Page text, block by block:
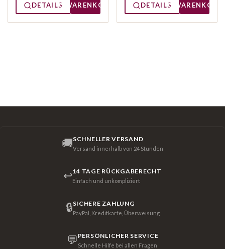
DETAILS WARENKORB
DETAILS
WARENKORB
🚚SCHNELLER VERSAND
Versand innerhalb von 24 Stunden
↩14 TAGE RÜCKGABERECHT
Einfach und unkompliziert
🔒SICHERE ZAHLUNG
PayPal, Kreditkarte, Überweisung
💬 PERSÖNLICHER SERVICE
Schnelle Hilfe bei allen Fragen